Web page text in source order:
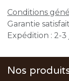
Conditions
Garantie
Expédition : 2-
Nos